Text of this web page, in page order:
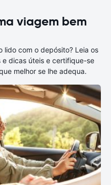
viagem bem
lido com o depósito? Leia os
e dicas úteis e certifique-se
melhor se lhe adequa.